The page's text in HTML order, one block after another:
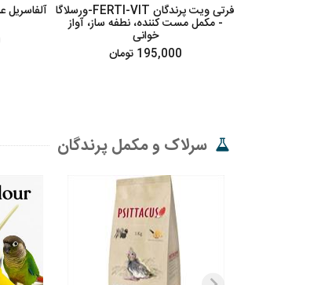
فرتی ویت پرندگان FERTI-VIT-ورسلاگا
- مکمل مست کننده، نطفه ساز، آواز
خوانی
195,000 تومان
سرلاک و مکمل پرندگان